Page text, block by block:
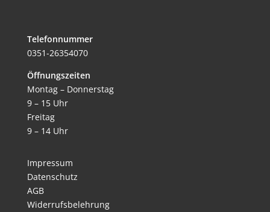
Telefonnummer
0351-26354070
Öffnungszeiten
Montag – Donnerstag
9 – 15 Uhr
Freitag
9 – 14 Uhr
Impressum
Datenschutz
AGB
Widerrufsbelehrung